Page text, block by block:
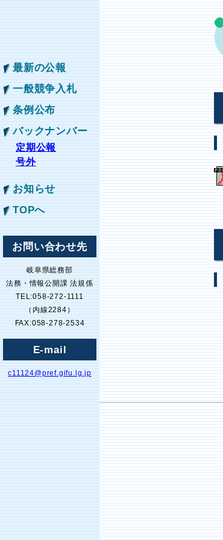
最新の公報
一般競争入札
条例公布
バックナンバー
定期公報
号外
お知らせ
TOPへ
お問い合わせ先
岐阜県総務部
法務・情報公開課 法規係
TEL:058-272-1111
（内線2284）
FAX:058-278-2534
E-mail
c11124@pref.gifu.lg.jp